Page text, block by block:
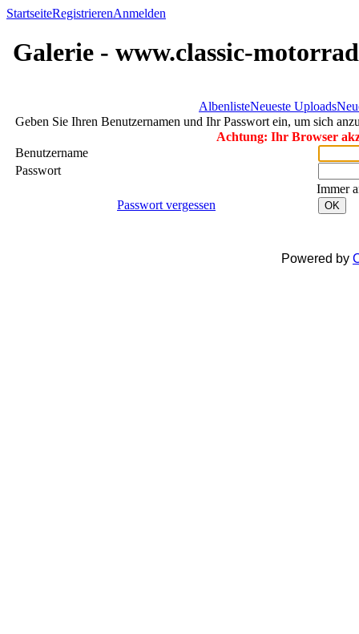
StartseiteRegistrierenAnmelden
Galerie - www.classic-
AlbenlisteNeueste Uploads
Geben Sie Ihren Benutzernamen und Ihr Passwort ein, um sich
Achtung: Ihr Browser
Benutzername
Passwort
Immer
Passwort vergessen
OK
Powered by